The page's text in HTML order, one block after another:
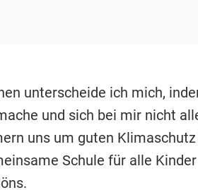
unterscheide ich mich,
und sich bei mir nicht
uns um guten
Schule für alle